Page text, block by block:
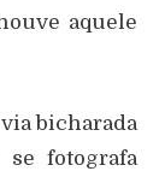
aquele
bicharada
fotografa